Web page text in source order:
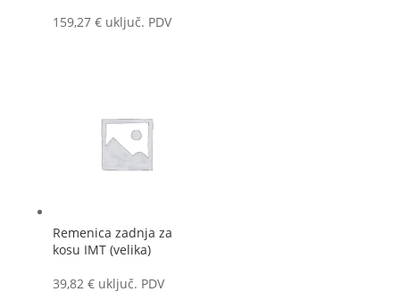
159,27 € uključ. PDV
Remenica zadnja za
kosu IMT (velika)
39,82 € uključ. PDV